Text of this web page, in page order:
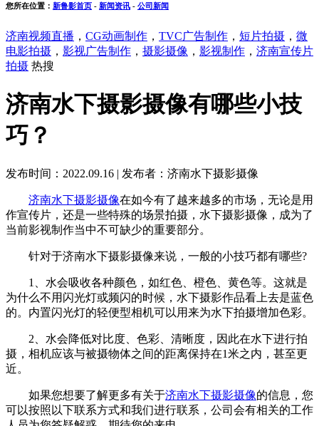
您所在位置： 新鲁影首页 - 新闻资讯 - 公司新闻
济南视频直播 ， CG动画制作 ， TVC广告制作 ， 短片拍摄 ， 微
电影拍摄 ， 影视广告制作 ， 摄影摄像 ， 影视制作 ， 济南宣传片
拍摄 热搜
济南水下摄影摄像有哪些小技
巧？
发布时间：2022.09.16 | 发布者：济南水下摄影摄像
济南水下摄影摄像在如今有了越来越多的市场，无论是用
作宣传片，还是一些特殊的场景拍摄，水下摄影摄像，成为了
当前影视制作当中不可缺少的重要部分。
针对于济南水下摄影摄像来说，一般的小技巧都有哪些?
1、水会吸收各种颜色，如红色、橙色、黄色等。这就是
为什么不用闪光灯或频闪的时候，水下摄影作品看上去是蓝色
的。内置闪光灯的轻便型相机可以用来为水下拍摄增加色彩。
2、水会降低对比度、色彩、清晰度，因此在水下进行拍
摄，相机应该与被摄物体之间的距离保持在1米之内，甚至更
近。
如果您想要了解更多有关于济南水下摄影摄像的信息，您
可以按照以下联系方式和我们进行联系，公司会有相关的工作